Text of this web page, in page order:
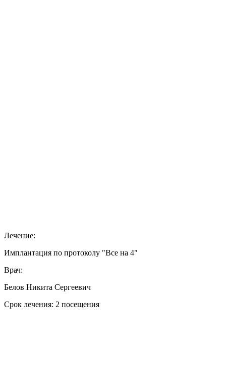
Лечение:
Имплантация по протоколу "Все на 4"
Врач:
Белов Никита Сергеевич
Срок лечения: 2 посещения